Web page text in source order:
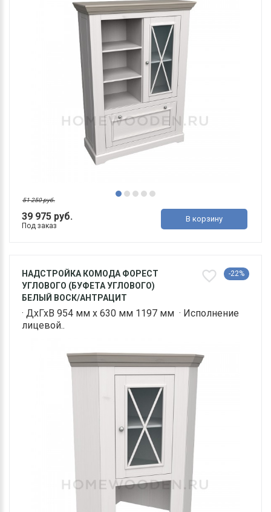
39 975 руб.
51 250 руб.
Под заказ
В корзину
НАДСТРОЙКА КОМОДА ФОРЕСТ
УГЛОВОГО (БУФЕТА УГЛОВОГО)
БЕЛЫЙ ВОСК/АНТРАЦИТ
-22%
· ДхГхВ 954 мм х 630 мм 1197 мм · Исполнение
лицевой..